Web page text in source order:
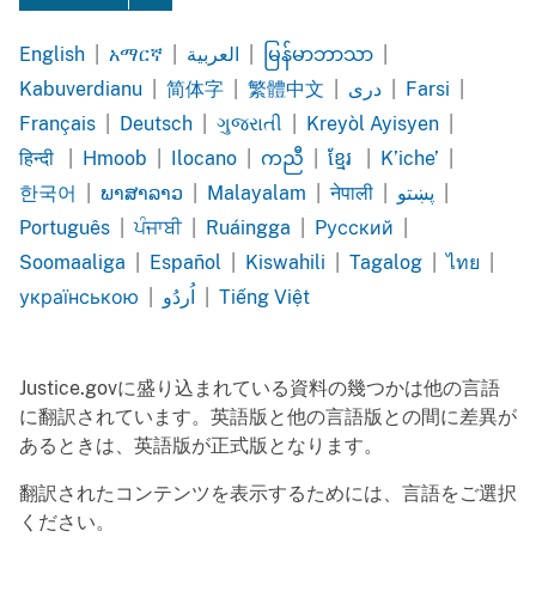
English አማርኛ العربية မြန်မာဘာသာ
Kabuverdianu
简体字 繁體中文 Farsi
Français
Deutsch ગુજરાતી Kreyòl Ayisyen
हिन्दी
Hmoob Ilocano ကညီ ខ្មែរ K’iche’
한국어
ພາສາລາວ Malayalam नेपाली پښتو
Português
ਪੰਜਾਬੀ Ruáingga Pусский
Soomaaliga
Español Kiswahili Tagalog ไทย
українською
اُردُو Tiếng Việt
Justice.govに盛り込まれている資料の幾つかは他の言語
に翻訳されています。英語版と他の言語版との間に差異が
あるときは、英語版が正式版となります。
翻訳されたコンテンツを表示するためには、言語をご選択
ください。
Amharic Arabic
Burmese
Cape
Creole
Chinese
Simplified
Chinese
Traditional
Dari
French
German Gujarati
Haitian
Creole
Hindi Hmong Ilocano Karen Khmer
K’iche’
Korean
Lao MalayalamNepali
Português Punjabi Rohingya
Russian
Somali
Spanish